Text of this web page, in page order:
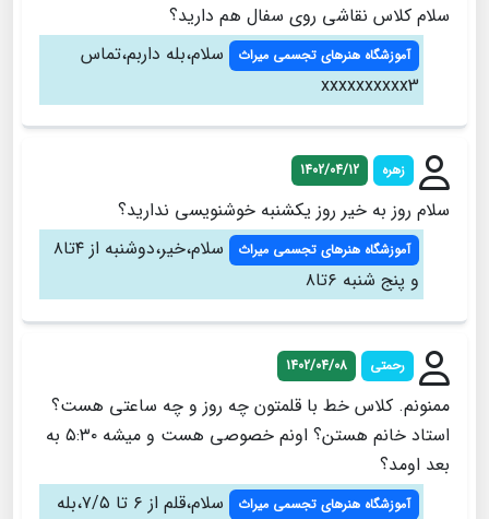
سلام کلاس نقاشی روی سفال هم دارید؟
آموزشگاه هنرهای تجسمی میراث
سلام،بله داربم،تماس
xxxxxxxxxx3
زهره 1402/04/12
سلام روز به خیر روز یکشنبه خوشنویسی ندارید؟
آموزشگاه هنرهای تجسمی میراث
سلام،خیر،دوشنبه از ۴تا۸
و پنج شنبه ۶تا۸
رحمتی 1402/04/08
ممنونم. کلاس خط با قلمتون چه روز و چه ساعتی هست؟
استاد خانم هستن؟ اونم خصوصی هست و میشه ۵:۳۰ به
بعد اومد؟
آموزشگاه هنرهای تجسمی میراث
سلام،قلم از ۶ تا ۷/۵،بله